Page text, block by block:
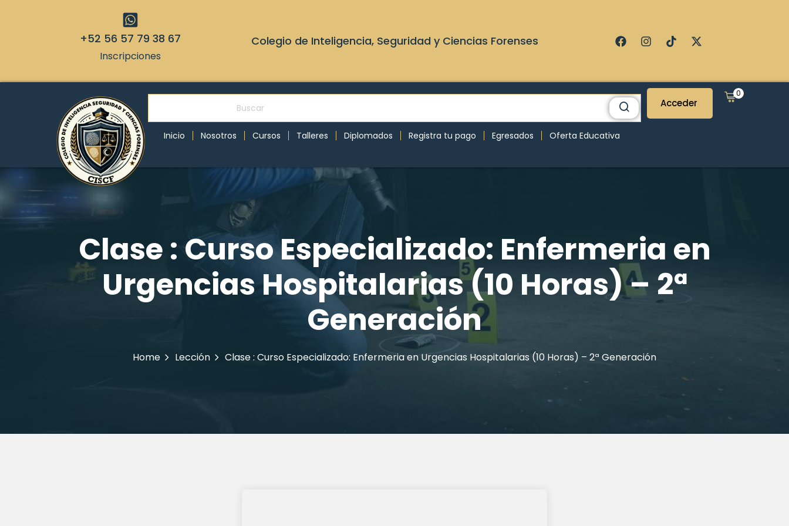
+52 56 57 79 38 67
Inscripciones
Colegio de Inteligencia, Seguridad y Ciencias Forenses
Inicio Nosotros Cursos Talleres Diplomados Registra tu pago Egresados Oferta Educativa
Acceder
0
Clase : Curso Especializado: Enfermeria en
Urgencias Hospitalarias (10 Horas) – 2ª
Generación
Home Lección Clase : Curso Especializado: Enfermeria en Urgencias Hospitalarias (10 Horas) – 2ª Generación